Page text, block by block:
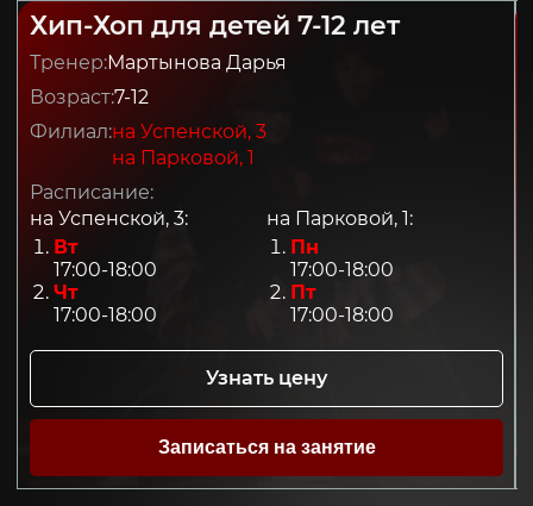
Хип-Хоп для детей 7-12 лет
Тренер:Мартынова Дарья
Возраст:7-12
Филиал:на Успенской, 3
на Парковой, 1
Расписание:
на Успенской, 3:
Вт
17:00-18:00
Чт
17:00-18:00
на Парковой, 1:
Пн
17:00-18:00
Пт
17:00-18:00
Узнать цену
Записаться на занятие